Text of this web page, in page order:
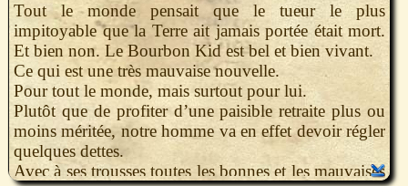
Tout le monde pensait que le tueur le plus
impitoyable que la Terre ait jamais portée était mort.
Et bien non. Le Bourbon Kid est bel et bien vivant.
Ce qui est une très mauvaise nouvelle.
Pour tout le monde, mais surtout pour lui.
Plutôt que de profiter d’une paisible retraite plus ou
moins méritée, notre homme va en effet devoir régler
quelques dettes.
Avec à ses trousses toutes les bonnes et les mauvaises